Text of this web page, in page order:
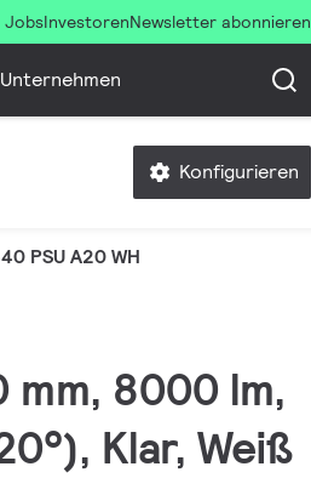
JobsInvestorenNewsletter abonnieren
Unternehmen
Konfigurieren
PSU A20 WH
mm, 8000 lm,
Klar, Weiß